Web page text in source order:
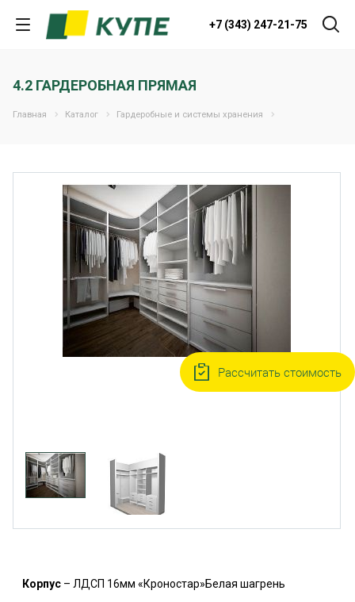
+7 (343) 247-21-75
4.2 ГАРДЕРОБНАЯ ПРЯМАЯ
Главная Каталог Гардеробные и системы хранения
Корпус – ЛДСП 16мм «Кроностар»Белая шагрень
Рассчитать стоимость